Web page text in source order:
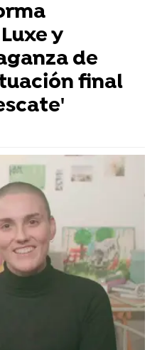
y
de
final